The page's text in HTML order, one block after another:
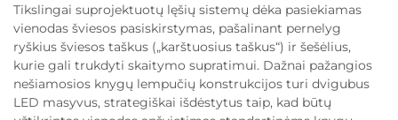
Tikslingai suprojektuotų lęšių sistemų dėka pasiekiamas
vienodas šviesos pasiskirstymas, pašalinant pernelyg
ryškius šviesos taškus („karštuosius taškus“) ir šešėlius,
kurie gali trukdyti skaitymo supratimui. Dažnai pažangios
nešiamosios knygų lempučių konstrukcijos turi dvigubus
LED masyvus, strategiškai išdėstytus taip, kad būtų